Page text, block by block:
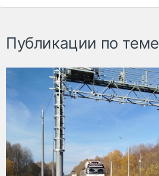
Публикации по теме